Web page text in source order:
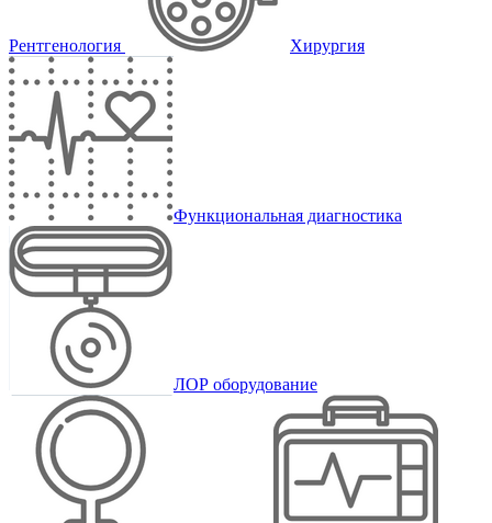
Рентгенология Хирургия
Функциональная диагностика
ЛОР оборудование